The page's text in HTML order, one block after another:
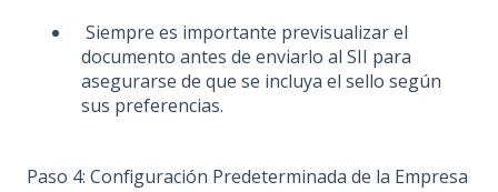
Siempre es importante previsualizar el
documento antes de enviarlo al SII para
asegurarse de que se incluya el sello según
sus preferencias.
Paso 4: Configuración Predeterminada de la Empresa